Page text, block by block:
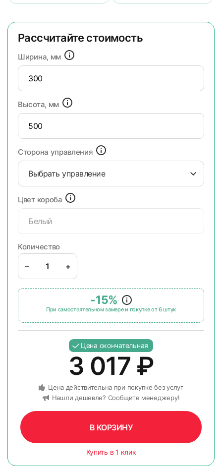
Рассчитайте стоимость
Ширина, мм
Высота, мм
Сторона управления
Выбрать управление
Цвет короба
Белый
Количество
– +
-15%
При самостоятельном замере и покупке от 6 штук
Цена окончательная
3 017 ₽
Цена действительна при покупке без услуг
Нашли дешевле? Сообщите менеджеру!
В КОРЗИНУ
Купить в 1 клик